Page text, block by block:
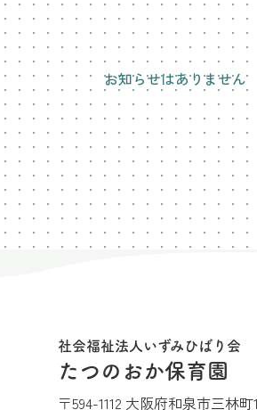
お知らせはありません
社会福祉法人いずみひばり会
たつのおか保育園
〒594-1112 大阪府和泉市三林町